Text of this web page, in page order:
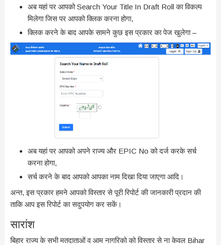
अब यहां पर आपको Search Your Title In Draft Roll का विकल्प
मिलेगा जिस पर आपको क्लिक करना होगा,
क्लिक करने के बाद आपके सामने कुछ इस प्रकार का पेज खुलेगा –
अब यहां पर आपको अपने राज्य और EPIC No को दर्ज करके सर्च
करना होगा,
सर्च करने के बाद आपको आपका नाम दिखा दिया जाएगा आदि।
अन्त, इस प्रकार हमने आपको विस्तार से पूरी रिपोर्ट की जानकारी प्रदान की
ताकि आप इस रिपोर्ट का सदुपयोग कर सकें।
सारांश
बिहार राज्य के सभी मतदाताओं व आम नागरिको को विस्तार से ना केवल Bihar